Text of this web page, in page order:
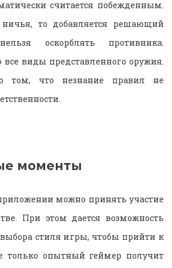
считается побежденным.
то добавляется решающий
оскорблять противника.
виды представленного оружия.
том, что незнание правил не
моменты
можно принять участие
При этом дается возможность
выбора стиля игры, чтобы прийти к
только опытный геймер получит